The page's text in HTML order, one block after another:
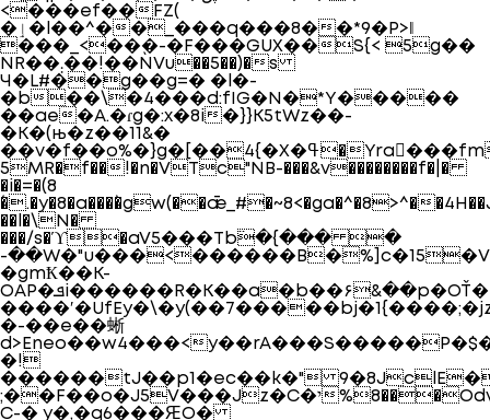
<���ef��FZ(
�ٳ�l��^��_���q���8��*9�P>ǁ
���_<���-�F���GUX��S{< 5g��
NR��܄��!��ǸVu��5��)�s
Ч�L#��g��g=� �l�-
�b��\�4���d:fIG�N�*Y�����
��ae�A.�ɾg�:x�8i�}}K5tWz��-
�K�(њ�z��11&�
��v�f��o%�}g�[��4{�X�ߟ�Yra���fm�
5MR�f��!�n�VTc"NB-���&v��������f�|�
�i�=�(8
´�.�y�8�a���`�gw(��ǣ_#�~8<�ga�^�8>^�
��l�\N�
���/s�ϓ�aV5���Tb߳�{��� �
-
�gmҞ��K-
OAP�ܦi������R�K��a�b��۶&��p�OŤ�I�0k��7�=vɕ���P�5�
�-��e��蜥
d>Eneo��w4���<
�!
������tJ��p1�ec��k�"
;��F��o�J5V���Jz�C�י%8���Odv
C-� y�,�q6���ԘO�